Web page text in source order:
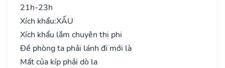
21h-23h
Xích khẩu:XẤU
Xích khẩu lắm chuyên thị phi
Đề phòng ta phải lánh đi mới là
Mất của kíp phải dò la